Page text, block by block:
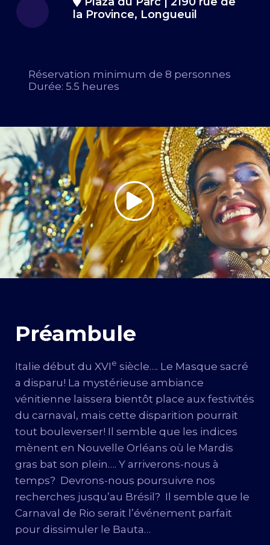
la Province, Longueuil
Réservation minimum de 8 personnes
Durée: 5.5 heures
Préambule
Italie début du XVI e siècle…. Le Masque sacré
a disparu! La mystérieuse ambiance
vénitienne laissera bientôt place aux festivités
du carnaval, mais cette disparition pourrait
tout bouleverser! Il semble que les indices
mènent en Nouvelle Orléans où le Mardis
gras bat son plein…. Y arriverons-nous à
temps? Devrons-nous poursuivre nos
recherches jusqu’au Brésil? Il semble que le
Carnaval de Rio serait l’événement parfait
pour dissimuler le Bauta…